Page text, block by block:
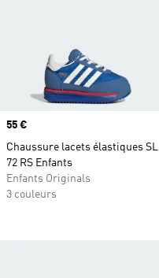
Prix
55 €
Chaussure lacets élastiques SL
72 RS Enfants
Enfants Originals
3 couleurs